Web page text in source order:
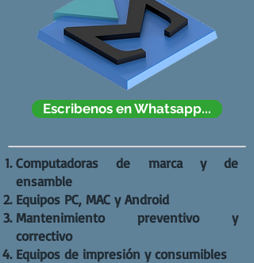
Escribenos en Whatsapp...
Computadoras de marca y de
ensamble
Equipos PC, MAC y Android
Mantenimiento preventivo y
correctivo
Equipos de impresión y consumibles